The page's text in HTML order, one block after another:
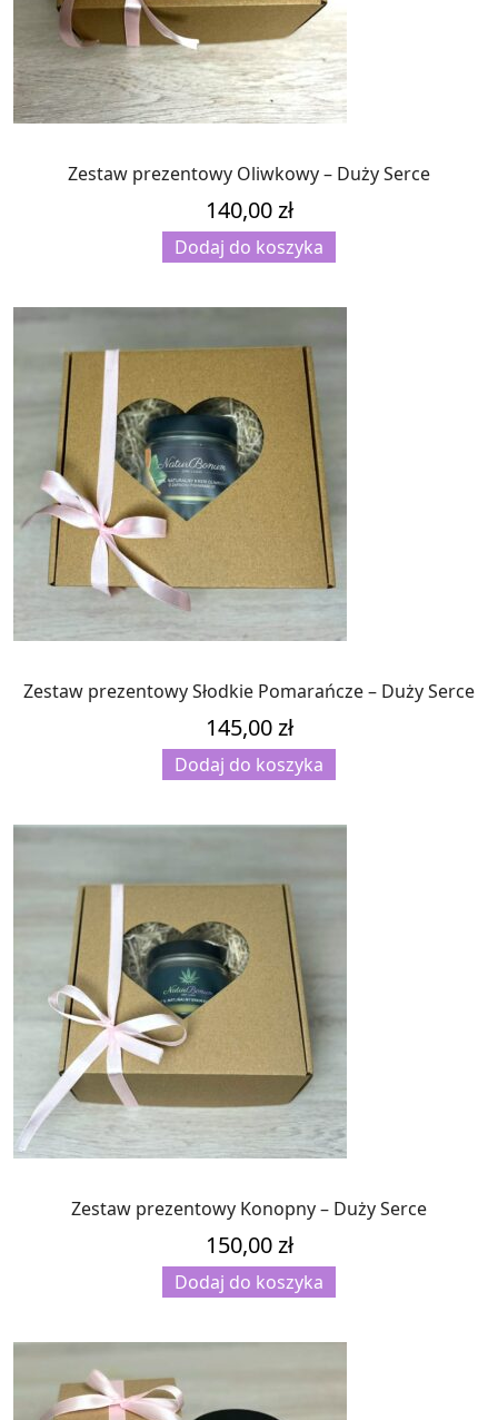
Zestaw prezentowy Oliwkowy – Duży Serce
140,00zł
Dodaj do koszyka
Zestaw prezentowy Słodkie Pomarańcze – Duży Serce
145,00zł
Dodaj do koszyka
Zestaw prezentowy Konopny – Duży Serce
150,00zł
Dodaj do koszyka